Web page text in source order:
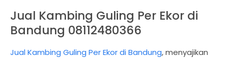
Jual Kambing Guling Per Ekor di
Bandung 08112480366
Jual Kambing Guling Per Ekor di Bandung, menyajikan